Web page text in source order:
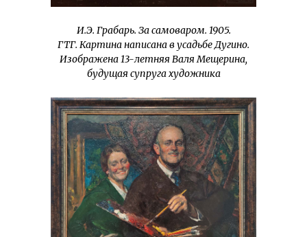
И.Э. Грабарь. За самоваром. 1905.
ГТГ. Картина написана в усадьбе Дугино.
Изображена 13-летняя Валя Мещерина,
будущая супруга художника